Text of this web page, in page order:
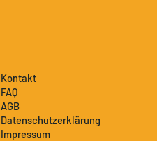
Kontakt
FAQ
AGB
Datenschutzerklärung
Impressum